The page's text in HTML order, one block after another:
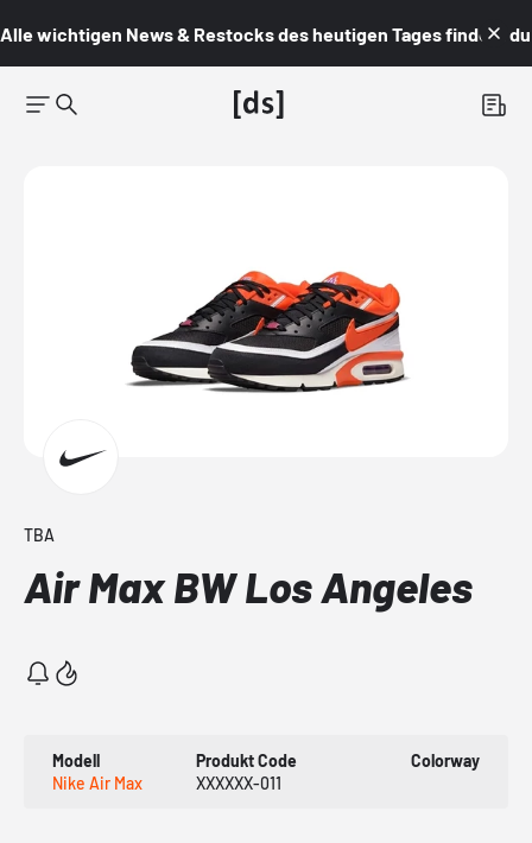
Alle wichtigen News & Restocks des heutigen Tages findest du
TBA
Air Max BW Los Angeles
Modell
Nike Air Max
Produkt Code
XXXXXX-011
Colorway